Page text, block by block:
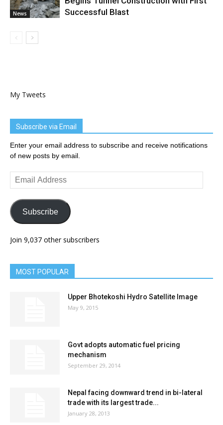
News
Successful Blast
My Tweets
Subscribe via Email
Enter your email address to subscribe and receive notifications
of new posts by email.
Email
Address
Subscribe
Join 9,037 other subscribers
MOST POPULAR
Upper Bhotekoshi Hydro Satellite Image
May 9, 2015
Govt adopts automatic fuel pricing
mechanism
September 29, 2014
Nepal facing downward trend in bi-lateral
trade with its largest trade...
January 28, 2013